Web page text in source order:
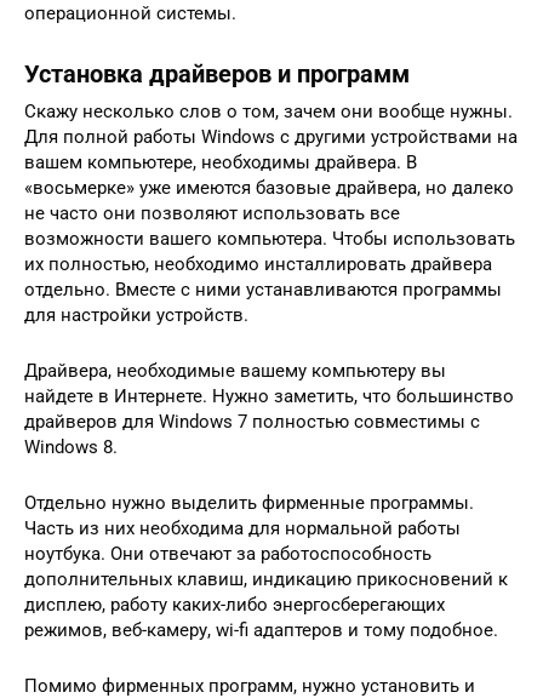
операционной системы.
Установка драйверов и программ
Скажу несколько слов о том, зачем они вообще нужны.
Для полной работы Windows с другими устройствами на
вашем компьютере, необходимы драйвера. В
«восьмерке» уже имеются базовые драйвера, но далеко
не часто они позволяют использовать все
возможности вашего компьютера. Чтобы использовать
их полностью, необходимо инсталлировать драйвера
отдельно. Вместе с ними устанавливаются программы
для настройки устройств.
Драйвера, необходимые вашему компьютеру вы
найдете в Интернете. Нужно заметить, что большинство
драйверов для Windows 7 полностью совместимы с
Windows 8.
Отдельно нужно выделить фирменные программы.
Часть из них необходима для нормальной работы
ноутбука. Они отвечают за работоспособность
дополнительных клавиш, индикацию прикосновений к
дисплею, работу каких-либо энергосберегающих
режимов, веб-камеру, wi-fi адаптеров и тому подобное.
Помимо фирменных программ, нужно установить и